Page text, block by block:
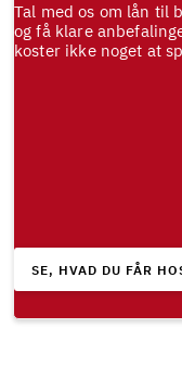
Tal med os om lån til
og få klare
koster ikke noget at
SE, HVAD DU FÅR